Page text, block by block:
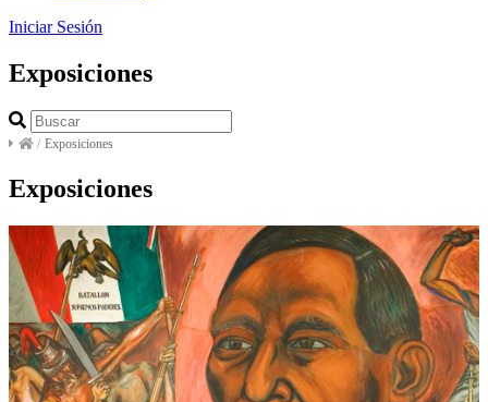
Iniciar Sesión
Exposiciones
/ Exposiciones
Exposiciones